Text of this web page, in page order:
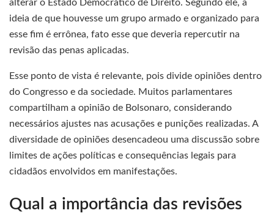
alterar o Estado Democrático de Direito. Segundo ele, a
ideia de que houvesse um grupo armado e organizado para
esse fim é errônea, fato esse que deveria repercutir na
revisão das penas aplicadas.
Esse ponto de vista é relevante, pois divide opiniões dentro
do Congresso e da sociedade. Muitos parlamentares
compartilham a opinião de Bolsonaro, considerando
necessários ajustes nas acusações e punições realizadas. A
diversidade de opiniões desencadeou uma discussão sobre
limites de ações políticas e consequências legais para
cidadãos envolvidos em manifestações.
Qual a importância das revisões